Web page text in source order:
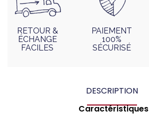
RETOUR &
ÉCHANGE
FACILES
PAIEMENT
100%
SÉCURISÉ
DESCRIPTION
Caractéristiques